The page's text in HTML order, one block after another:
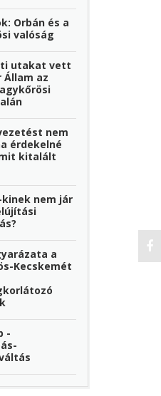
Orbán és a
valóság
utakat vett
Állam az
nem
érdekelné
kitalált
nem jár
a
Kecskemét
-